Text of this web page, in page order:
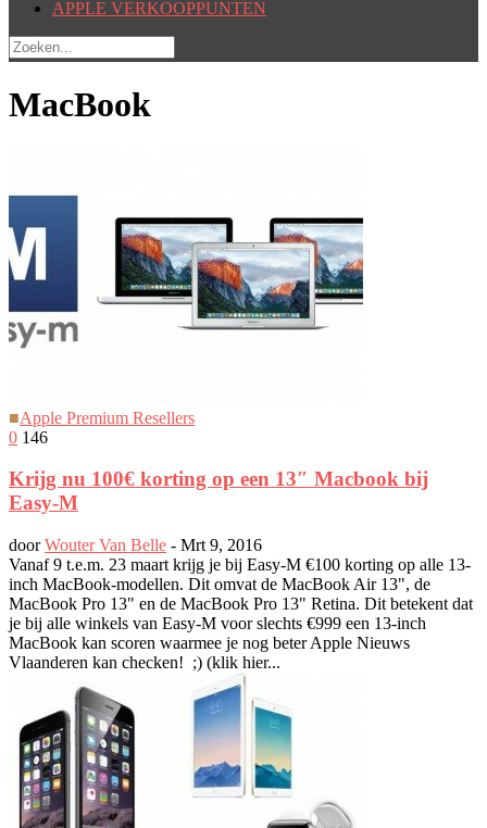
APPLE VERKOOPPUNTEN
MacBook
■Apple Premium Resellers
0 146
Krijg nu 100€ korting op een 13″ Macbook bij
Easy-M
doorWouter Van Belle - Mrt 9, 2016
Vanaf 9 t.e.m. 23 maart krijg je bij Easy-M €100 korting op alle 13-
inch MacBook-modellen. Dit omvat de MacBook Air 13", de
MacBook Pro 13" en de MacBook Pro 13" Retina. Dit betekent dat
je bij alle winkels van Easy-M voor slechts €999 een 13-inch
MacBook kan scoren waarmee je nog beter Apple Nieuws
Vlaanderen kan checken! ;) (klik hier...